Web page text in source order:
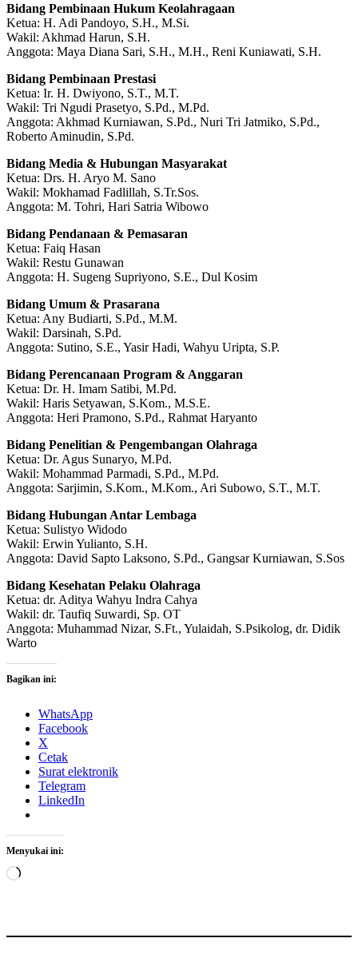
Bidang Pembinaan Hukum Keolahragaan
Ketua: H. Adi Pandoyo, S.H., M.Si.
Wakil: Akhmad Harun, S.H.
Anggota: Maya Diana Sari, S.H., M.H., Reni Kuniawati, S.H.
Bidang Pembinaan Prestasi
Ketua: Ir. H. Dwiyono, S.T., M.T.
Wakil: Tri Ngudi Prasetyo, S.Pd., M.Pd.
Anggota: Akhmad Kurniawan, S.Pd., Nuri Tri Jatmiko, S.Pd.,
Roberto Aminudin, S.Pd.
Bidang Media & Hubungan Masyarakat
Ketua: Drs. H. Aryo M. Sano
Wakil: Mokhamad Fadlillah, S.Tr.Sos.
Anggota: M. Tohri, Hari Satria Wibowo
Bidang Pendanaan & Pemasaran
Ketua: Faiq Hasan
Wakil: Restu Gunawan
Anggota: H. Sugeng Supriyono, S.E., Dul Kosim
Bidang Umum & Prasarana
Ketua: Any Budiarti, S.Pd., M.M.
Wakil: Darsinah, S.Pd.
Anggota: Sutino, S.E., Yasir Hadi, Wahyu Uripta, S.P.
Bidang Perencanaan Program & Anggaran
Ketua: Dr. H. Imam Satibi, M.Pd.
Wakil: Haris Setyawan, S.Kom., M.S.E.
Anggota: Heri Pramono, S.Pd., Rahmat Haryanto
Bidang Penelitian & Pengembangan Olahraga
Ketua: Dr. Agus Sunaryo, M.Pd.
Wakil: Mohammad Parmadi, S.Pd., M.Pd.
Anggota: Sarjimin, S.Kom., M.Kom., Ari Subowo, S.T., M.T.
Bidang Hubungan Antar Lembaga
Ketua: Sulistyo Widodo
Wakil: Erwin Yulianto, S.H.
Anggota: David Sapto Laksono, S.Pd., Gangsar Kurniawan, S.Sos
Bidang Kesehatan Pelaku Olahraga
Ketua: dr. Aditya Wahyu Indra Cahya
Wakil: dr. Taufiq Suwardi, Sp. OT
Anggota: Muhammad Nizar, S.Ft., Yulaidah, S.Psikolog, dr. Didik
Warto
Bagikan ini:
WhatsApp
Facebook
X
Cetak
Surat elektronik
Telegram
LinkedIn
Menyukai ini:
Memuat...